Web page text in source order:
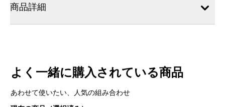
商品詳細
よく一緒に購入されている商品
あわせて使いたい、人気の組み合わせ